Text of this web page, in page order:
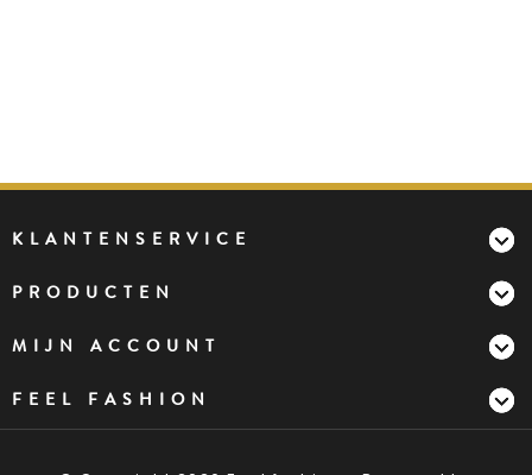
KLANTENSERVICE
PRODUCTEN
MIJN ACCOUNT
FEEL FASHION